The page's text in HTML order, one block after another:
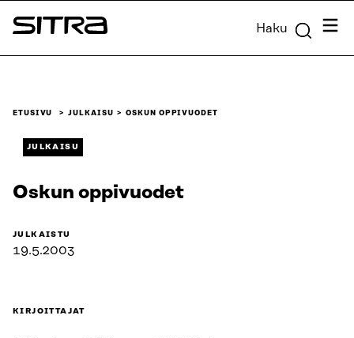
Siirry
suoraan
Sitra Haku
ETUSIVU JULKAISU OSKUN OPPIVUODET
JULKAISU
Oskun oppivuodet
JULKAISTU
19.5.2003
KIRJOITTAJAT